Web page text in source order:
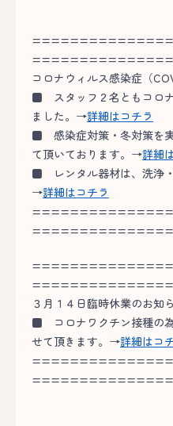
コロナウィルス感染症（
■ スタッフ２名ともコロ
ました。→詳細はコチラ
■ 感染症対策・冬対策を
て頂いております。→詳細
■ レンタル器材は、洗浄
→詳細はコチラ
３月１４日臨時休業のお知
■ コロナワクチン接種の
せて頂きます。→詳細はコ